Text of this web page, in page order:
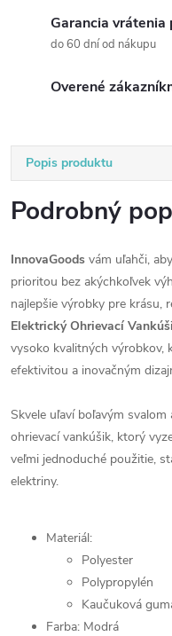
Garancia vrátenia
do 60 dní od nákupu
Overené
Popis produktu
Podrobný
InnovaGoods vám uľahči,
prioritou bez akýchkoľvek
najlepšie výrobky pre krásu,
Elektrický Ohrievací
vysoko kvalitných výrobkov,
efektivitou a inovačným
Skvele uľaví boľavým
ohrievací vankúšik, ktorý
veľmi jednoduché použitie,
elektriny.
Materiál:
Polyester
Polypropylén
Kaučuková
Farba: Modrá